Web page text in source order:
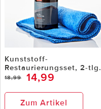
Kunststoff-
Restaurierungsset, 2-tlg.
18,99 14,99
Zum Artikel